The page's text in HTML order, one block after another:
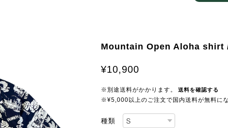
Mountain Open Aloha shirt
¥10,900
※別途送料がかかります。 送料を確認する
※¥5,000以上のご注文で国内送料が無料にな
種類